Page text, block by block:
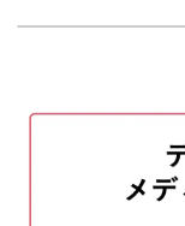
布の周囲を切る
アイロンをする